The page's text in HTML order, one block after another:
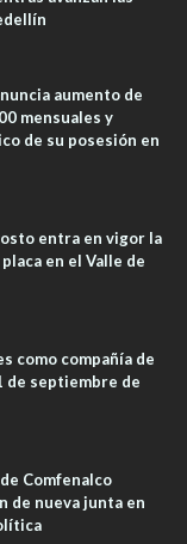
aumento de
mensuales y
de su posesión en
entra en vigor la
en el Valle de
como compañía de
de septiembre de
Comfenalco
de nueva junta en